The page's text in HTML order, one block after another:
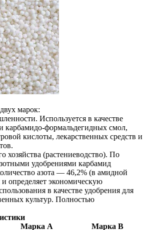
марок:
Используется в качестве
карбамидо-формальдегидных смол,
кислоты, лекарственных средств и
хозяйства (растениеводство). По
удобрениями карбамид
азота — 46,2% (в амидной
определяет экономическую
в качестве удобрения для
культур. Полностью
Марка А
Марка В